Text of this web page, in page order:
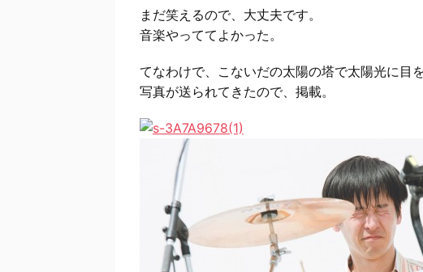
まだ笑えるので、大丈夫です。
音楽やっててよかった。
てなわけで、こないだの太陽の塔で太陽光に目
写真が送られてきたので、掲載。